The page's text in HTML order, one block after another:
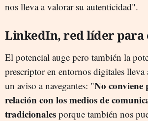
nos lleva a valorar su autenticidad".
LinkedIn, red líder para
El potencial auge pero también la
prescriptor en entornos digitales
un aviso a navegantes: "No conviene
relación con los medios de
tradicionales porque también nos